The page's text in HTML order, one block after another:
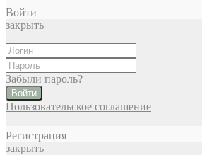
Войти
закрыть
Забыли пароль?
Войти
Пользовательское соглашение
Регистрация
закрыть